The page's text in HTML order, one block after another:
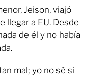
Jeison, viajó
llegar a EU. Desde
de él y no había
mal; yo no sé si